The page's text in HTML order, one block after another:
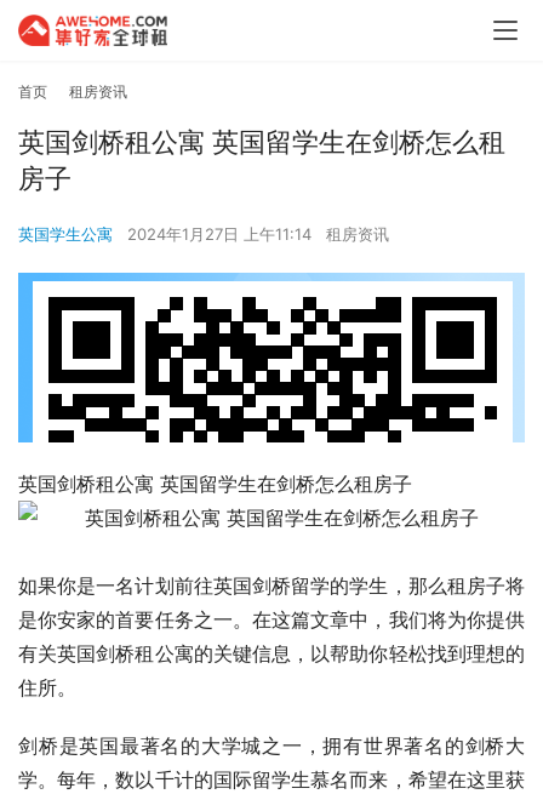
首页 租房资讯
英国剑桥租公寓 英国留学生在剑桥怎么租
房子
英国学生公寓 2024年1月27日 上午11:14 租房资讯
英国剑桥租公寓 英国留学生在剑桥怎么租房子
如果你是一名计划前往英国剑桥留学的学生，那么租房子将
是你安家的首要任务之一。在这篇文章中，我们将为你提供
有关英国剑桥租公寓的关键信息，以帮助你轻松找到理想的
住所。
剑桥是英国最著名的大学城之一，拥有世界著名的剑桥大
学。每年，数以千计的国际留学生慕名而来，希望在这里获